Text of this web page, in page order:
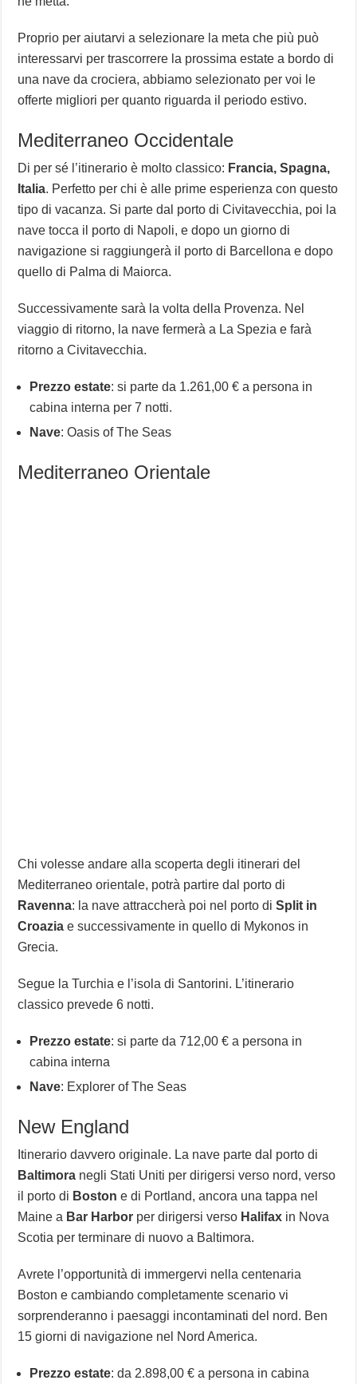
Proprio per aiutarvi a selezionare la meta che più può
interessarvi per trascorrere la prossima estate a bordo di
una nave da crociera, abbiamo selezionato per voi le
offerte migliori per quanto riguarda il periodo estivo.
Mediterraneo Occidentale
Di per sé l’itinerario è molto classico: Francia, Spagna,
Italia. Perfetto per chi è alle prime esperienza con questo
tipo di vacanza. Si parte dal porto di Civitavecchia, poi la
nave tocca il porto di Napoli, e dopo un giorno di
navigazione si raggiungerà il porto di Barcellona e dopo
quello di Palma di Maiorca.
Successivamente sarà la volta della Provenza. Nel
viaggio di ritorno, la nave fermerà a La Spezia e farà
ritorno a Civitavecchia.
Prezzo estate: si parte da 1.261,00 € a persona in
cabina interna per 7 notti.
Nave: Oasis of The Seas
Mediterraneo Orientale
Chi volesse andare alla scoperta degli itinerari del
Mediterraneo orientale, potrà partire dal porto di
Ravenna: la nave attraccherà poi nel porto diSplit in
Croaziae successivamente in quello di Mykonos in
Grecia.
Segue la Turchia e l’isola di Santorini. L’itinerario
classico prevede 6 notti.
Prezzo estate: si parte da 712,00 € a persona in
cabina interna
Nave: Explorer of The Seas
New England
Itinerario davvero originale. La nave parte dal porto di
Baltimora negli Stati Uniti per dirigersi verso nord, verso
il porto di Bostone di Portland, ancora una tappa nel
Maine a Bar Harbor per dirigersi verso Halifax in Nova
Scotia per terminare di nuovo a Baltimora.
Avrete l’opportunità di immergervi nella centenaria
Boston e cambiando completamente scenario vi
sorprenderanno i paesaggi incontaminati del nord. Ben
15 giorni di navigazione nel Nord America.
Prezzo estate: da 2.898,00 € a persona in cabina